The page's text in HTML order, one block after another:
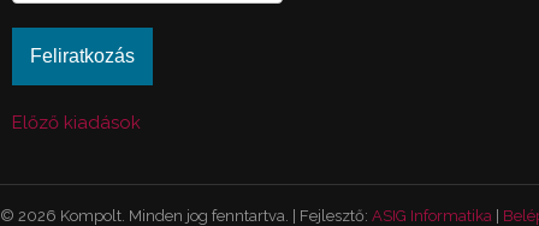
Előző kiadások
© 2026 Kompolt. Minden jog fenntartva. | Fejlesztő: ASIG Informatika |